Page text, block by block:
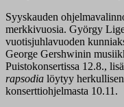
Syyskauden
merkkivuosia. György
vuotisjuhlavuoden
George Gershwinin
Puistokonsertissa 12.8.,
rapsodia löytyy
konserttiohjelmasta 10.11.